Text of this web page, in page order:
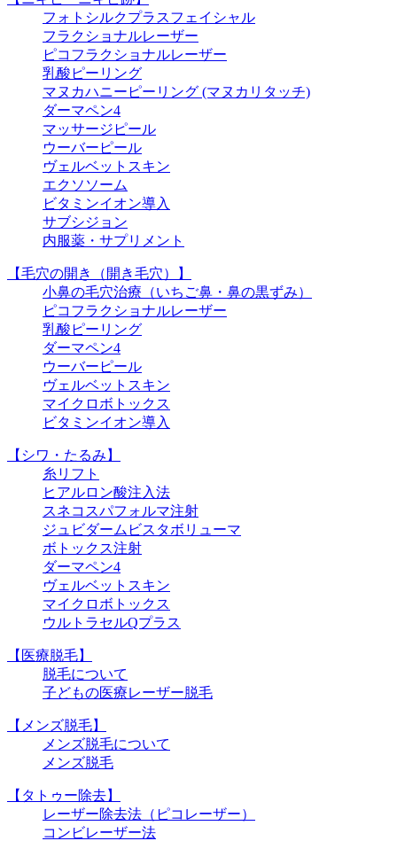
フォトシルクプラスフェイシャル
フラクショナルレーザー
ピコフラクショナルレーザー
乳酸ピーリング
マヌカハニーピーリング (マヌカリタッチ)
ダーマペン4
マッサージピール
ウーバーピール
ヴェルベットスキン
エクソソーム
ビタミンイオン導入
サブシジョン
内服薬・サプリメント
【毛穴の開き（開き毛穴）】
小鼻の毛穴治療（いちご鼻・鼻の黒ずみ）
ピコフラクショナルレーザー
乳酸ピーリング
ダーマペン4
ウーバーピール
ヴェルベットスキン
マイクロボトックス
ビタミンイオン導入
【シワ・たるみ】
糸リフト
ヒアルロン酸注入法
スネコスパフォルマ注射
ジュビダームビスタボリューマ
ボトックス注射
ダーマペン4
ヴェルベットスキン
マイクロボトックス
ウルトラセルQプラス
【医療脱毛】
脱毛について
子どもの医療レーザー脱毛
【メンズ脱毛】
メンズ脱毛について
メンズ脱毛
【タトゥー除去】
レーザー除去法（ピコレーザー）
コンビレーザー法